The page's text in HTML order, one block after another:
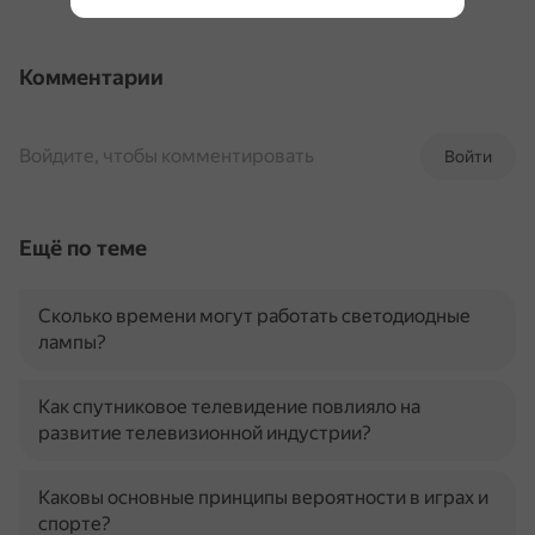
Комментарии
Войти
Войдите, чтобы комментировать
Ещё по теме
Сколько времени могут работать светодиодные
лампы?
Как спутниковое телевидение повлияло на
развитие телевизионной индустрии?
Каковы основные принципы вероятности в играх и
спорте?